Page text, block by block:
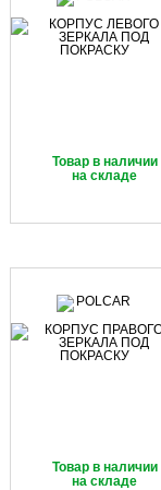
Товар в наличии
на складе
Товар в наличии
на складе